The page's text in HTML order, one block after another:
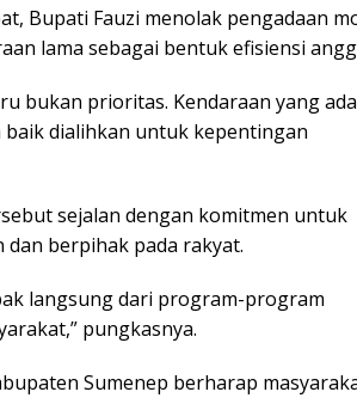
Bupati Fauzi menolak pengadaan
lama sebagai bentuk efisiensi
bukan prioritas. Kendaraan yang
dialihkan untuk kepentingan
sejalan dengan komitmen untuk
berpihak pada rakyat.
langsung dari program-program
pungkasnya.
Sumenep berharap